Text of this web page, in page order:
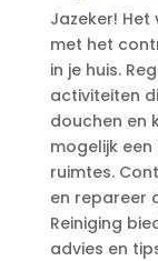
Jazeker!
met het
in je huis.​
activiteiten
douchen en
mogelijk
ruimtes.​
en repareer
Reiniging
advies en